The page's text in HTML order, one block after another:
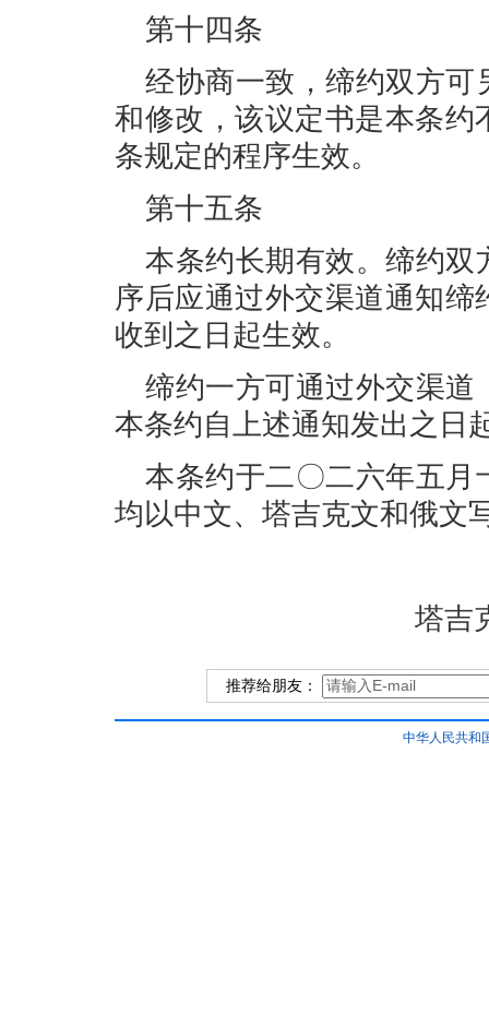
第十四条
经协商一致，缔约双方可
和修改，该议定书是本条
条规定的程序生效。
第十五条
本条约长期有效。缔约双
序后应通过外交渠道通知
收到之日起生效。
缔约一方可通过外交渠道
本条约自上述通知发出之日
本条约于二〇二六年五月
均以中文、塔吉克文和俄文
塔吉
推荐给朋友：
中华人民共和